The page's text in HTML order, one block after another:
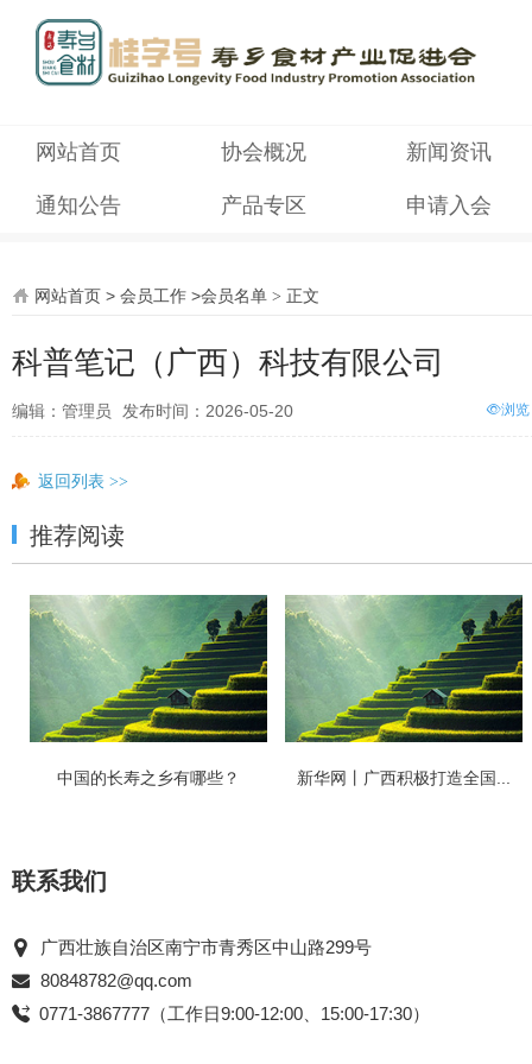
网站首页 协会概况 新闻资讯
通知公告 产品专区 申请入会
网站首页 > 会员工作 >会员名单 > 正文
科普笔记（广西）科技有限公司
编辑：管理员 发布时间：2026-05-20 浏
返回列表 >>
推荐阅读
中国的长寿之乡有哪些？ 新华网丨广西积极打造全国...
联系我们
广西壮族自治区南宁市青秀区中山路299号
80848782@qq.com
0771-3867777（工作日9:00-12:00、15:00-17:30）